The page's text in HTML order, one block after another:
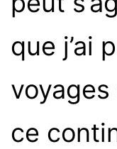
que j’ai
voyages
ce